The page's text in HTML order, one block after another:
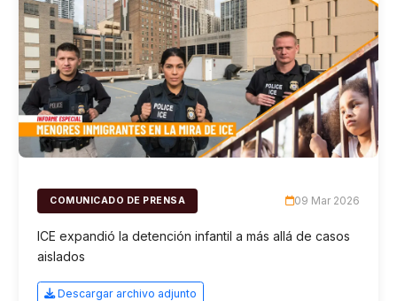
COMUNICADO DE PRENSA 09 Mar 2026
ICE expandió la detención infantil a más allá de casos
aislados
Descargar archivo adjunto